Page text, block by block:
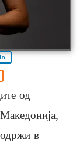
од
одржи в